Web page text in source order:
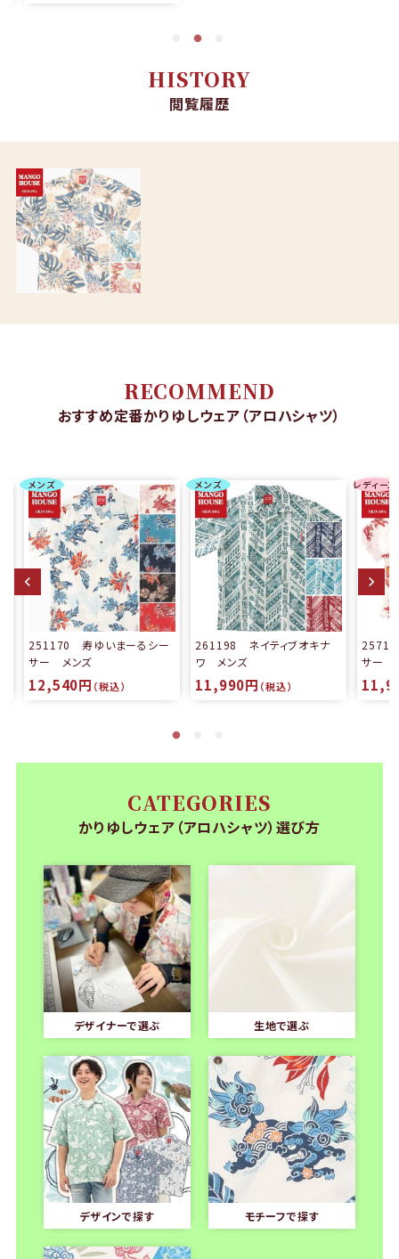
HISTORY
閲覧履歴
RECOMMEND
おすすめ定番かりゆしウェア（アロハシャツ）
メンズ
251170 寿ゆいまーるシー
サー メンズ
12,540円 （税込）
メンズ
261198 ネイティブオキナ
ワ メンズ
11,990円 （税込）
レディース
サー
CATEGORIES
かりゆしウェア（アロハシャツ）選び方
デザイナーで選ぶ 生地で選ぶ
デザインで探す モチーフで探す